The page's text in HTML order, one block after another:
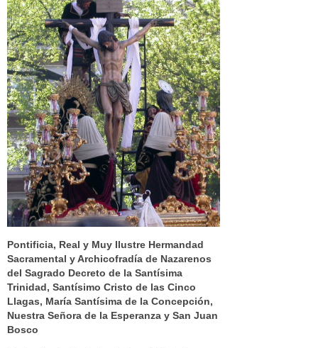
Pontificia, Real y Muy Ilustre Hermandad
Sacramental y Archicofradía de Nazarenos
del Sagrado Decreto de la Santísima
Trinidad, Santísimo Cristo de las Cinco
Llagas, María Santísima de la Concepción,
Nuestra Señora de la Esperanza y San Juan
Bosco